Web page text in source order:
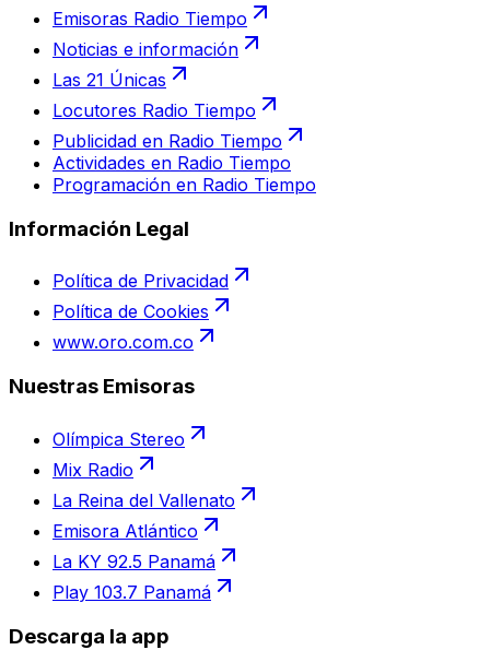
Emisoras Radio Tiempo
Noticias e información
Las 21 Únicas
Locutores Radio Tiempo
Publicidad en Radio Tiempo
Actividades en Radio Tiempo
Programación en Radio Tiempo
Información Legal
Política de Privacidad
Política de Cookies
www.oro.com.co
Nuestras Emisoras
Olímpica Stereo
Mix Radio
La Reina del Vallenato
Emisora Atlántico
La KY 92.5 Panamá
Play 103.7 Panamá
Descarga la app